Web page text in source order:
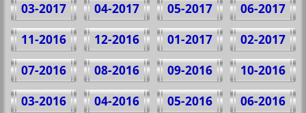
06-2017
05-2017
04-2017
03-2017
02-2017
01-2017
12-2016
11-2016
10-2016
09-2016
08-2016
07-2016
06-2016
05-2016
04-2016
03-2016